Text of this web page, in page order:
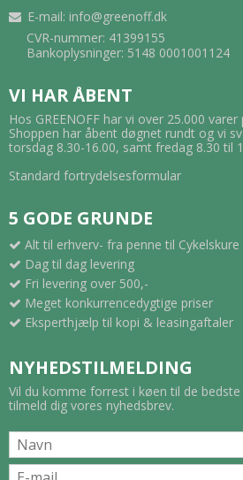
E-mail: info@greenoff.dk
CVR-nummer: 41399155
Bankoplysninger: 5148 0001001124
VI HAR ÅBENT
Hos GREENOFF har vi over 25.000
Shoppen har åbent døgnet rundt og vi
torsdag 8.30-16.00, samt fredag 8.30 til
Standard fortrydelsesformular
5 GODE GRUNDE
Alt til erhverv- fra penne til Cykelskure
Dag til dag levering
Fri levering over 500,-
Meget konkurrencedygtige priser
Eksperthjælp til kopi & leasingaftaler
NYHEDSTILMELDING
Vil du komme forrest i køen til de
tilmeld dig vores nyhedsbrev.